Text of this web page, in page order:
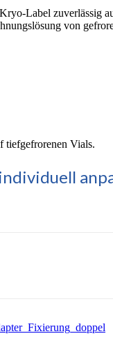
Label zuverlässig
von
tiefgefrorenen Vials.